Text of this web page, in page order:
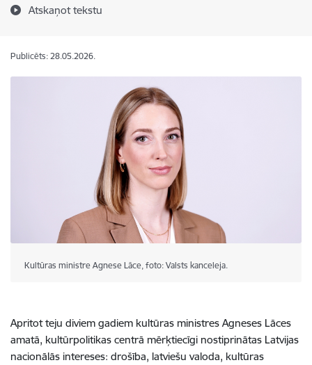
Atskaņot tekstu
Publicēts: 28.05.2026.
Kultūras ministre Agnese Lāce, foto: Valsts kanceleja.
Apritot teju diviem gadiem kultūras ministres Agneses Lāces
amatā, kultūrpolitikas centrā mērķtiecīgi nostiprinātas Latvijas
nacionālās intereses: drošība, latviešu valoda, kultūras